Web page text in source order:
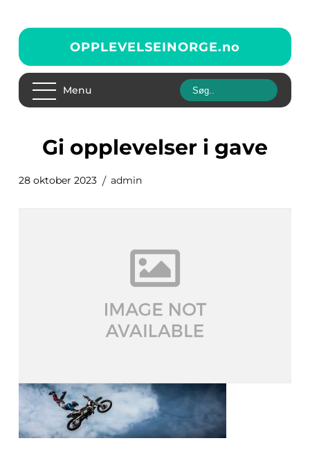
OPPLEVELSEINORGE.no
Menu
gi opplevelser i gave
28 oktober 2023 admin